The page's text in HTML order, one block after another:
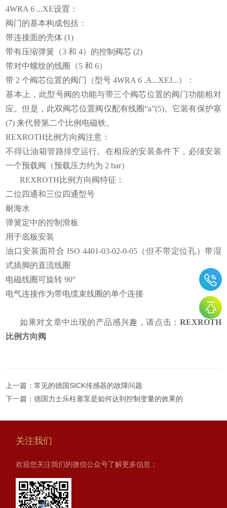
4WRA 6 ...XE设置：
阀门的基本构成包括：
带连接面的壳体 (1)
带有压缩弹簧（3 和 4）的控制阀芯 (2)
带对中螺纹的线圈（5 和 6）
带 2 个阀芯位置的阀门（型号 4WRA 6 .A...XEJ...）：
基本上，此型号阀的功能与带三个阀芯位置的阀门功能相对
应。但是，此双阀芯位置阀仅配有线圈“a”(5)。它装有保护塞
(7) 来代替第二个比例电磁铁。
REXROTH比例方向阀注意：
不得让油箱管路排空运行。在相应的安装条件下，必须安装
一个预载阀（预载压力约为 2 bar）
REXROTH比例方向阀特征：
二位四通和三位四通型号
耐海水
弹簧定中的控制滑板
用于底板安装
油口安装面符合 ISO 4401-03-02-0-05（但不带定位孔）带湿
式插脚的直流线圈
电磁线圈可旋转 90°
电气连接作为带电缆束线圈的单个连接
如果对文章中出现的产品感兴趣，请点击： REXROTH
比例方向阀
上一篇：常见的德国SICK传感器的故障问题
下一篇：德国力士乐柱塞泵是如何达到控制变量的效果的
关注我们
欢迎您关注我们的微信公众号了解更多信息：